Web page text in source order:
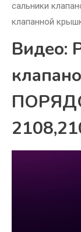
сальники
клапанной
Видео: